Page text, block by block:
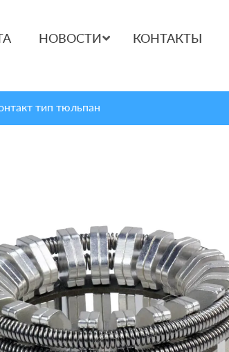
НОВОСТИ КОНТАКТЫ
тип тюльпан